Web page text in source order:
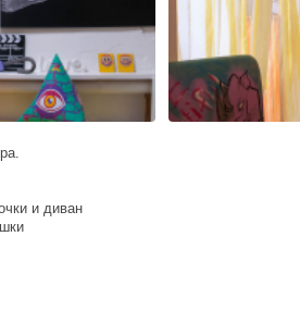
и диван
из банок
при фотосессии так и при съемках